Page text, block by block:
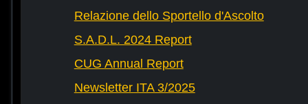
Relazione dello Sportello d'Ascolto
S.A.D.L. 2024 Report
CUG Annual Report
Newsletter ITA 3/2025